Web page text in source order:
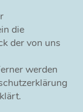
die
der von uns
werden